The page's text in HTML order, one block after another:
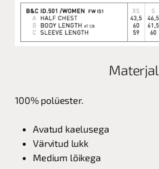
Materjal
100% polüester.
Avatud kaelusega
Värvitud lukk
Medium lõikega